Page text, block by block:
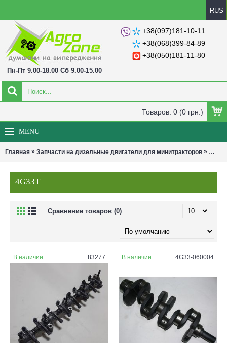
RUS
+38(097)181-10-11
+38(068)399-84-89
+38(050)181-11-80
Пн-Пт 9.00-18.00 Сб 9.00-15.00
Товаров: 0 (0 грн.)
MENU
Главная » Запчасти на дизельные двигатели для минитракторов » 4G33T
4G33T
Сравнение товаров (0)
В наличии 83277 В наличии 4G33-060004